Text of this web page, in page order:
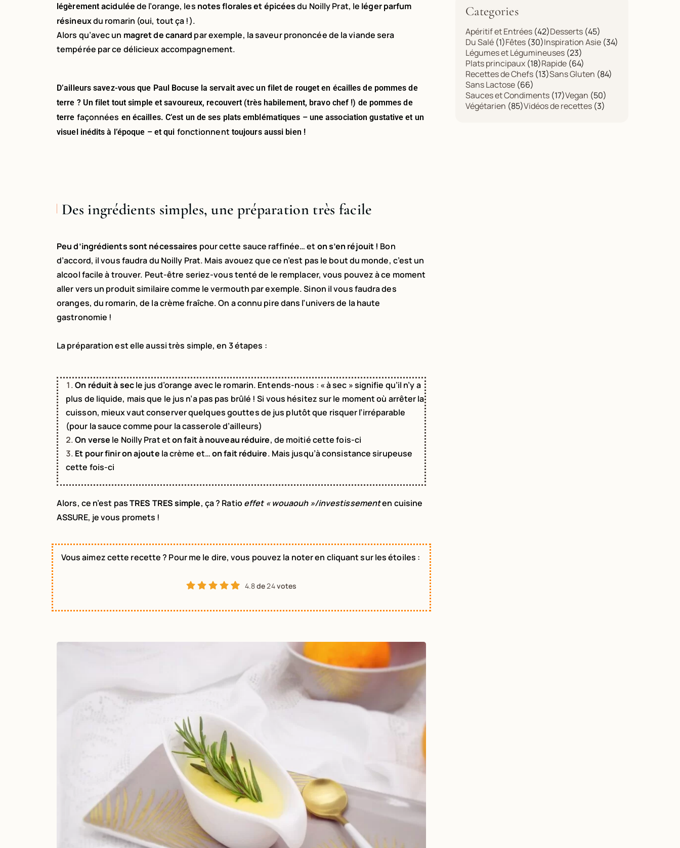
légèrementaciduléede l’orange, les notes florales et épicéesdu Noilly Prat, le léger parfum
résineuxdu romarin (oui, tout ça !).
Alors qu’avec un magret de canard par exemple, la saveur prononcée de la viande sera
tempérée par ce délicieux accompagnement.
D’ailleurs savez-vous que Paul Bocuse la servait avec un filet de rouget en écailles de pommes de
terre ? Un filet tout simple et savoureux, recouvert (très habilement, bravo chef !) de pommes de
terre façonnées en écailles. C’est un de ses plats emblématiques – une association gustative et un
visuel inédits à l’époque – et qui fonctionnent toujours aussi bien !
Des ingrédients simples, une préparation très facile
Peu d’ingrédients sont nécessaires pour cette sauce raffinée… et on s’en réjouit ! Bon
d’accord, il vous faudra du Noilly Prat. Mais avouez que ce n’est pas le bout du monde, c’est un
alcool facile à trouver. Peut-être seriez-vous tenté de le remplacer, vous pouvez à ce moment
aller vers un produit similaire comme le vermouth par exemple. Sinon il vous faudra des
oranges, du romarin, de la crème fraîche. On a connu pire dans l’univers de la haute
gastronomie !
La préparation est elle aussi très simple, en 3 étapes :
On réduit à secle jus d’orange avec le romarin. Entends-nous : « à sec » signifie qu’il n’y a
plus de liquide, mais que le jus n’a pas pas brûlé ! Si vous hésitez sur le moment où arrêter la
cuisson, mieux vaut conserver quelques gouttes de jus plutôt que risquer l’irréparable
(pour la sauce comme pour la casserole d’ailleurs)
On verse le Noilly Prat eton fait à nouveau réduire, de moitié cette fois-ci
Et pour finir on ajoute la crème et…on fait réduire. Mais jusqu’à consistance sirupeuse
cette fois-ci
Alors, ce n’est pasTRES TRES simple, ça ? Ratio effet « wouaouh »/investissementen cuisine
ASSURE, je vous promets !
Vous aimez cette recette ? Pour me le dire, vous pouvez la noter en cliquant sur les étoiles :
4.8de24votes
Categories
Apéritif et Entrées (42)Desserts (45)
Du Salé (1)Fêtes (30)Inspiration Asie (34)
Légumes et Légumineuses (23)
Plats principaux (18)Rapide (64)
Recettes de Chefs (13)Sans Gluten (84)
Sans Lactose (66)
Sauces et Condiments (17)Vegan (50)
Végétarien (85)Vidéos de recettes (3)